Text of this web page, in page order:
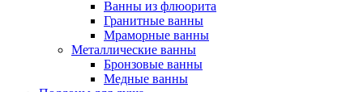
Ванны из флюорита
Гранитные ванны
Мраморные ванны
Металлические ванны
Бронзовые ванны
Медные ванны